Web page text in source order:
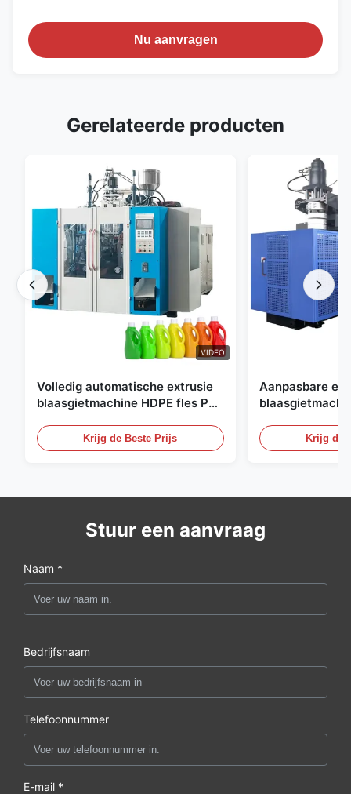
Nu aanvragen
Gerelateerde producten
VIDEO
Volledig automatische extrusie
blaasgietmachine HDPE fles Pe
Krijg de Beste Prijs
Aanpasbare
Krijg de
Stuur een aanvraag
Naam *
Bedrijfsnaam
Telefoonnummer
E-mail *